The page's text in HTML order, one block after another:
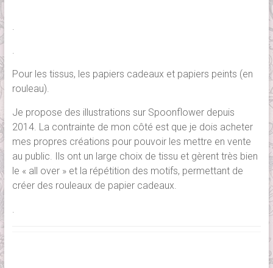
.
.
Pour les tissus, les papiers cadeaux et papiers peints (en
rouleau).
Je propose des illustrations sur Spoonflower depuis
2014. La contrainte de mon côté est que je dois acheter
mes propres créations pour pouvoir les mettre en vente
au public. Ils ont un large choix de tissu et gèrent très bien
le « all over » et la répétition des motifs, permettant de
créer des rouleaux de papier cadeaux.
.